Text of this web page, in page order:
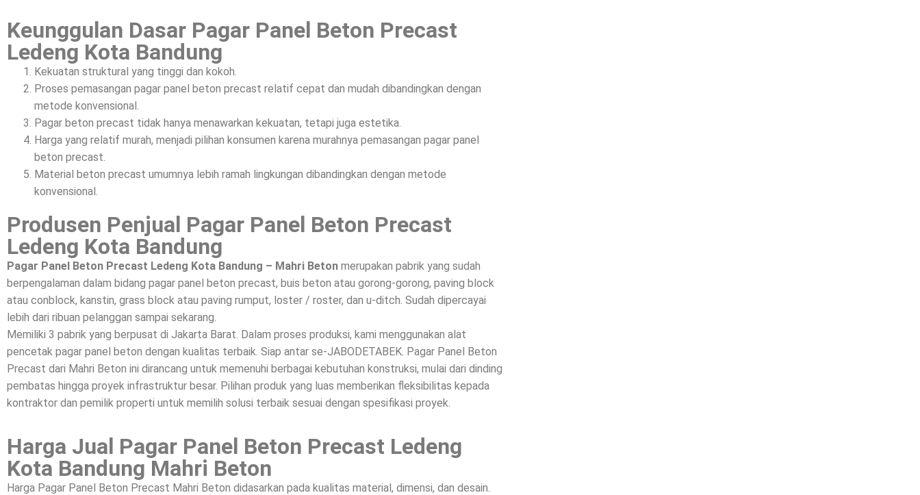
Keunggulan Dasar Pagar Panel Beton Precast
Ledeng Kota Bandung
Kekuatan struktural yang tinggi dan kokoh.
Proses pemasangan pagar panel beton precast relatif cepat dan mudah dibandingkan dengan
metode konvensional.
Pagar beton precast tidak hanya menawarkan kekuatan, tetapi juga estetika.
Harga yang relatif murah, menjadi pilihan konsumen karena murahnya pemasangan pagar panel
beton precast.
Material beton precast umumnya lebih ramah lingkungan dibandingkan dengan metode
konvensional.
Produsen Penjual Pagar Panel Beton Precast
Ledeng Kota Bandung
Pagar Panel Beton Precast Ledeng Kota Bandung – Mahri Beton merupakan pabrik yang sudah
berpengalaman dalam bidang pagar panel beton precast, buis beton atau gorong-gorong, paving block
atau conblock, kanstin, grass block atau paving rumput, loster / roster, dan u-ditch. Sudah dipercayai
lebih dari ribuan pelanggan sampai sekarang.
Memiliki 3 pabrik yang berpusat di Jakarta Barat. Dalam proses produksi, kami menggunakan alat
pencetak pagar panel beton dengan kualitas terbaik. Siap antar se-JABODETABEK. Pagar Panel Beton
Precast dari Mahri Beton ini dirancang untuk memenuhi berbagai kebutuhan konstruksi, mulai dari dinding
pembatas hingga proyek infrastruktur besar. Pilihan produk yang luas memberikan fleksibilitas kepada
kontraktor dan pemilik properti untuk memilih solusi terbaik sesuai dengan spesifikasi proyek.
Harga Jual Pagar Panel Beton Precast Ledeng
Kota Bandung Mahri Beton
Harga Pagar Panel Beton Precast Mahri Beton didasarkan pada kualitas material, dimensi, dan desain.